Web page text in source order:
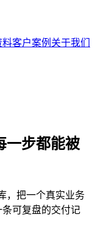
料客户案例 关于我们
一步都能被
，把一个真实业务
可复盘的交付记